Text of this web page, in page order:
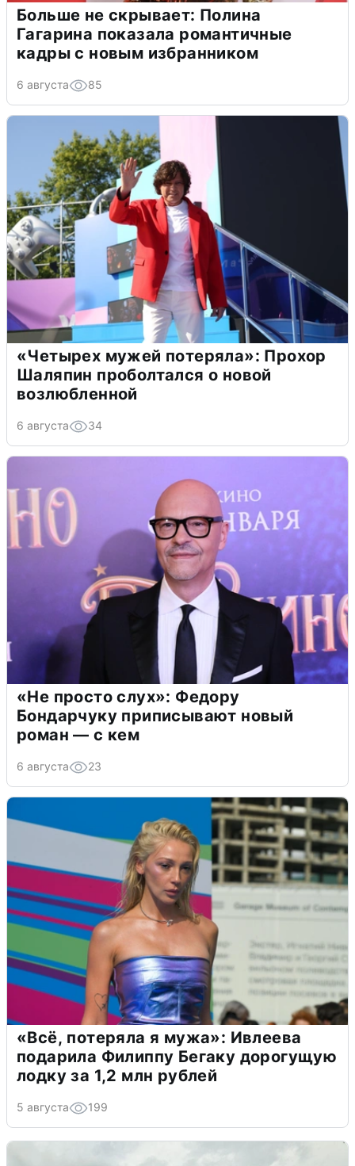
Больше не скрывает: Полина
Гагарина показала романтичные
кадры с новым избранником
6 августа 85
«Четырех мужей потеряла»: Прохор
Шаляпин проболтался о новой
возлюбленной
6 августа 34
«Не просто слух»: Федору
Бондарчуку приписывают новый
роман — с кем
6 августа 23
«Всё, потеряла я мужа»: Ивлеева
подарила Филиппу Бегаку дорогущую
лодку за 1,2 млн рублей
5 августа 199